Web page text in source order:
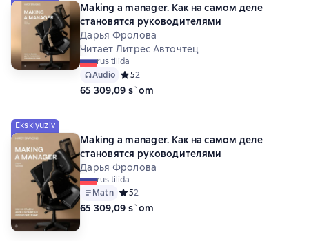
Making a manager. Как на самом деле
становятся руководителями
Дарья Фролова
Читает Литрес Авточтец
rus tilida
Audio Средний рейтинг 5 на основе 2 оценок
52
65 309,09 s`om
Eksklyuziv
Making a manager. Как на самом деле
становятся руководителями
Дарья Фролова
rus tilida
Matn Средний рейтинг 5 на основе 2 оценок
52
65 309,09 s`om